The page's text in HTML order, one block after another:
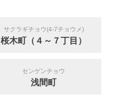
サクラギチョウ(4-7チョウメ)
桜木町（４～７丁目）
センゲンチョウ
浅間町